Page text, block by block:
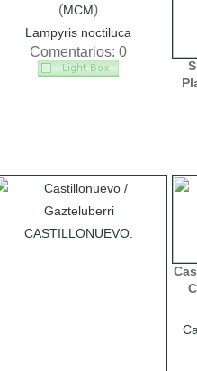
(MCM)
Lampyris noctiluca
Comentarios: 0